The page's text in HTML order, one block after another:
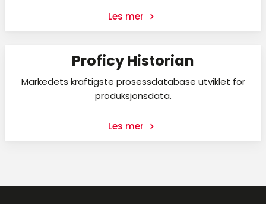
Les mer
Proficy Historian
Markedets kraftigste prosessdatabase utviklet for
produksjonsdata.
Les mer